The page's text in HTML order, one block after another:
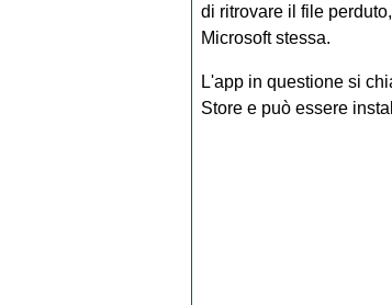
di ritrovare il file
Microsoft stessa.
L'app in questione si
Store e può essere